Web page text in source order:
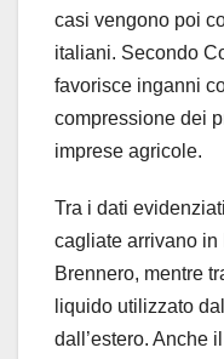
casi vengono poi
italiani. Secondo
favorisce inganni
compressione dei
imprese agricole.
Tra i dati
cagliate arrivano in
Brennero, mentre
liquido utilizzato
dall’estero. Anche